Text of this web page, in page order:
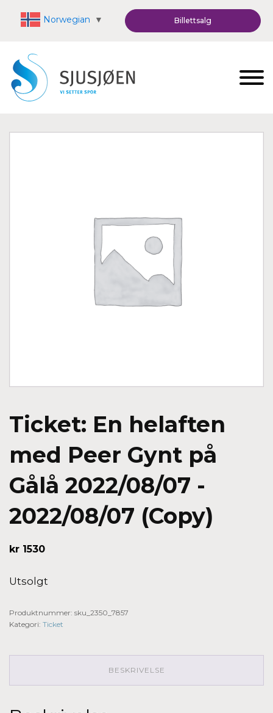
Norwegian ▼ Billettsalg
Ticket: En helaften
med Peer Gynt på
Gålå 2022/08/07 -
2022/08/07 (Copy)
kr 1530
Utsolgt
Produktnummer: sku_2350_7857
Kategori: Ticket
BESKRIVELSE